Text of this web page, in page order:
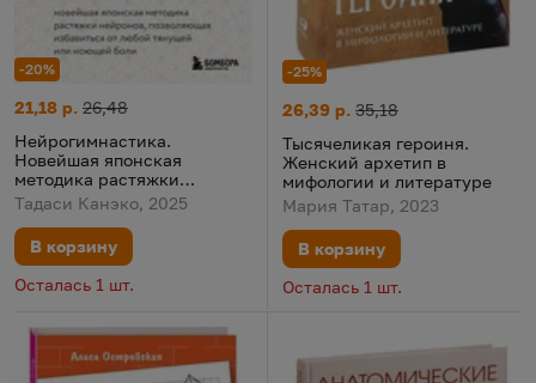
-20%
Нейрогимнастика. Новейшая японская методика растяжки
Цена:
21,18 р.
Старая цена:
26,48
Нейрогимнастика.
Новейшая японская
методика растяжки
нейронов, позволяющая
избавиться от любой
тянущей или ноющей боли
Тадаси Канэко, 2025
В корзину
Осталась 1 шт.
-25%
Тысячеликая героиня.
Цена:
26,39 р.
Старая цена:
35,18
Тысячеликая героиня.
Женский архетип в
мифологии и литературе
Мария Татар, 2023
В корзину
Осталась 1 шт.